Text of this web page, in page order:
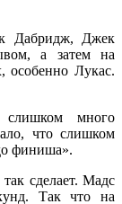
Дабридж, Джек
а затем на
особенно Лукас.
много
что слишком
финиша».
сделает. Мадс
Так что на